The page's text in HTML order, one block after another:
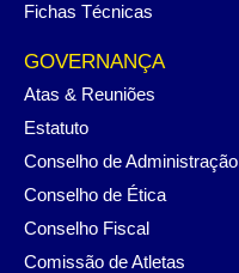
Fichas Técnicas
GOVERNANÇA
Atas & Reuniões
Estatuto
Conselho de Administração
Conselho de Ética
Conselho Fiscal
Comissão de Atletas